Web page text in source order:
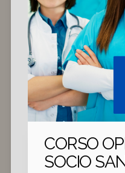
CORSO
SOCIO